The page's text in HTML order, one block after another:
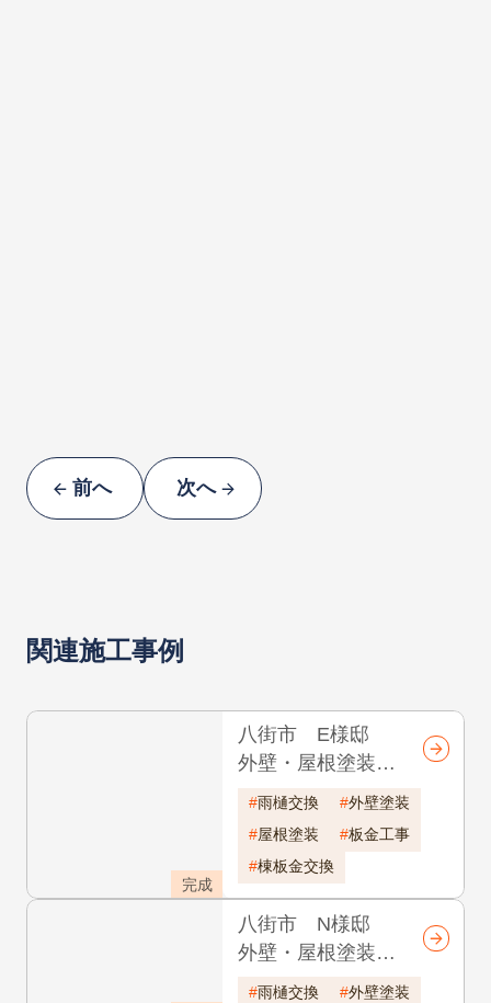
前へ 次へ
八街市 E様邸
外壁・屋根塗装
雨樋交換・破風板
金工事 軒天張替
え 耐久年数26年
雨樋交換
外壁塗装
屋根塗装
棟板金交換
八街市 N様邸
外壁・屋根塗装